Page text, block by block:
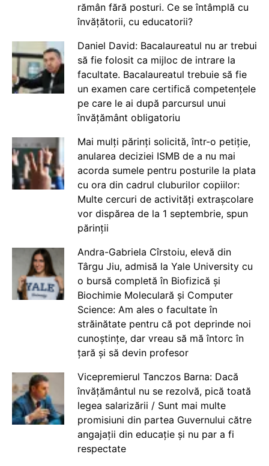
rămân fără posturi. Ce se întâmplă cu
învățătorii, cu educatorii?
Daniel David: Bacalaureatul nu ar trebui
să fie folosit ca mijloc de intrare la
facultate. Bacalaureatul trebuie să fie
un examen care certifică competențele
pe care le ai după parcursul unui
învățământ obligatoriu
Mai mulți părinți solicită, într-o petiție,
anularea deciziei ISMB de a nu mai
acorda sumele pentru posturile la plata
cu ora din cadrul cluburilor copiilor:
Multe cercuri de activități extrașcolare
vor dispărea de la 1 septembrie, spun
părinții
Andra-Gabriela Cîrstoiu, elevă din
Târgu Jiu, admisă la Yale University cu
o bursă completă în Biofizică și
Biochimie Moleculară și Computer
Science: Am ales o facultate în
străinătate pentru că pot deprinde noi
cunoștințe, dar vreau să mă întorc în
țară și să devin profesor
Vicepremierul Tanczos Barna: Dacă
învățământul nu se rezolvă, pică toată
legea salarizării / Sunt mai multe
promisiuni din partea Guvernului către
angajații din educație și nu par a fi
respectate